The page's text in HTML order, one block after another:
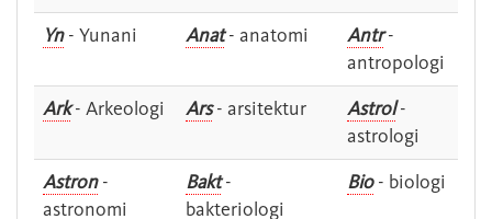
Yn- Yunani Anat- anatomi Antr-
antropologi
Ark- Arkeologi Ars- arsitektur Astrol-
astrologi
Astron-
astronomi
Bakt-
bakteriologi
Bio- biologi